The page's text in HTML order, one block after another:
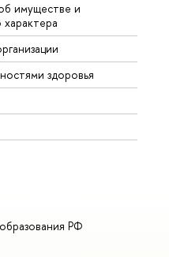
имуществе и
характера
здоровья
РФ